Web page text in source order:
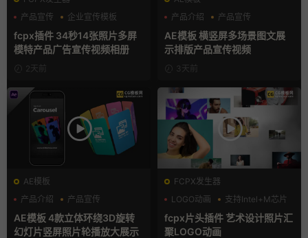
产品宣传
企业宣传模板
分屏模板
fcpx插件 34秒14张照片多屏
模特产品广告宣传视频相册
2天前
产品介绍
产品宣传
产品展示
AE模板 横竖屏多场景图文展
示排版产品宣传视频
3天前
AE模板
产品介绍
产品宣传
产品展示
AE模板 4款立体环绕3D旋转
幻灯片竖屏照片轮播放大展示
FCPX发生器
LOGO动画
支持Intel+M芯片
汇聚
fcpx片头插件 艺术设计照片汇
聚LOGO动画